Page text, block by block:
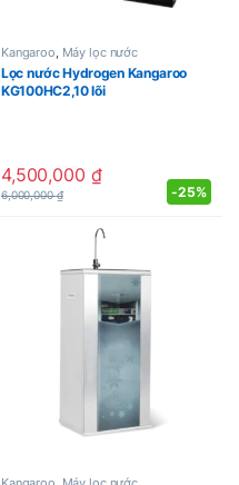
Kangaroo Máy lọc nước
Lọc nước Hydrogen Kangaroo
KG100HC2,10 lõi
4,500,000 ₫
6,000,000₫ -25%